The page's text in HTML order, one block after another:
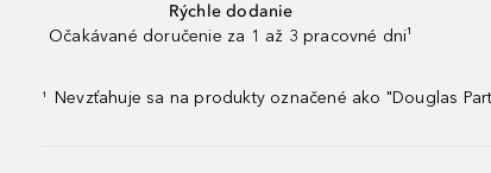
Rýchle dodanie
Očakávané doručenie za 1 až 3 pracovné dni¹
¹ Nevzťahuje sa na produkty označené ako "Douglas